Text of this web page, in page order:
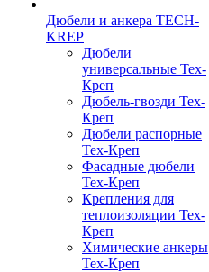
Дюбели и анкера TECH-
KREP
Дюбели
универсальные Тех-
Креп
Дюбель-гвозди Тех-
Креп
Дюбели распорные
Тех-Креп
Фасадные дюбели
Тех-Креп
Крепления для
теплоизоляции Тех-
Креп
Химические анкеры
Тех-Креп